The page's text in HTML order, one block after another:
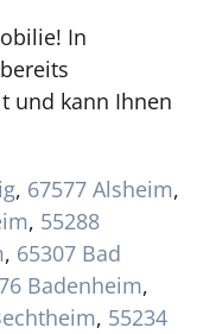
In
und kann Ihnen
, 67577 Alsheim,
, 55288
, 65307 Bad
Badenheim,
, 55234